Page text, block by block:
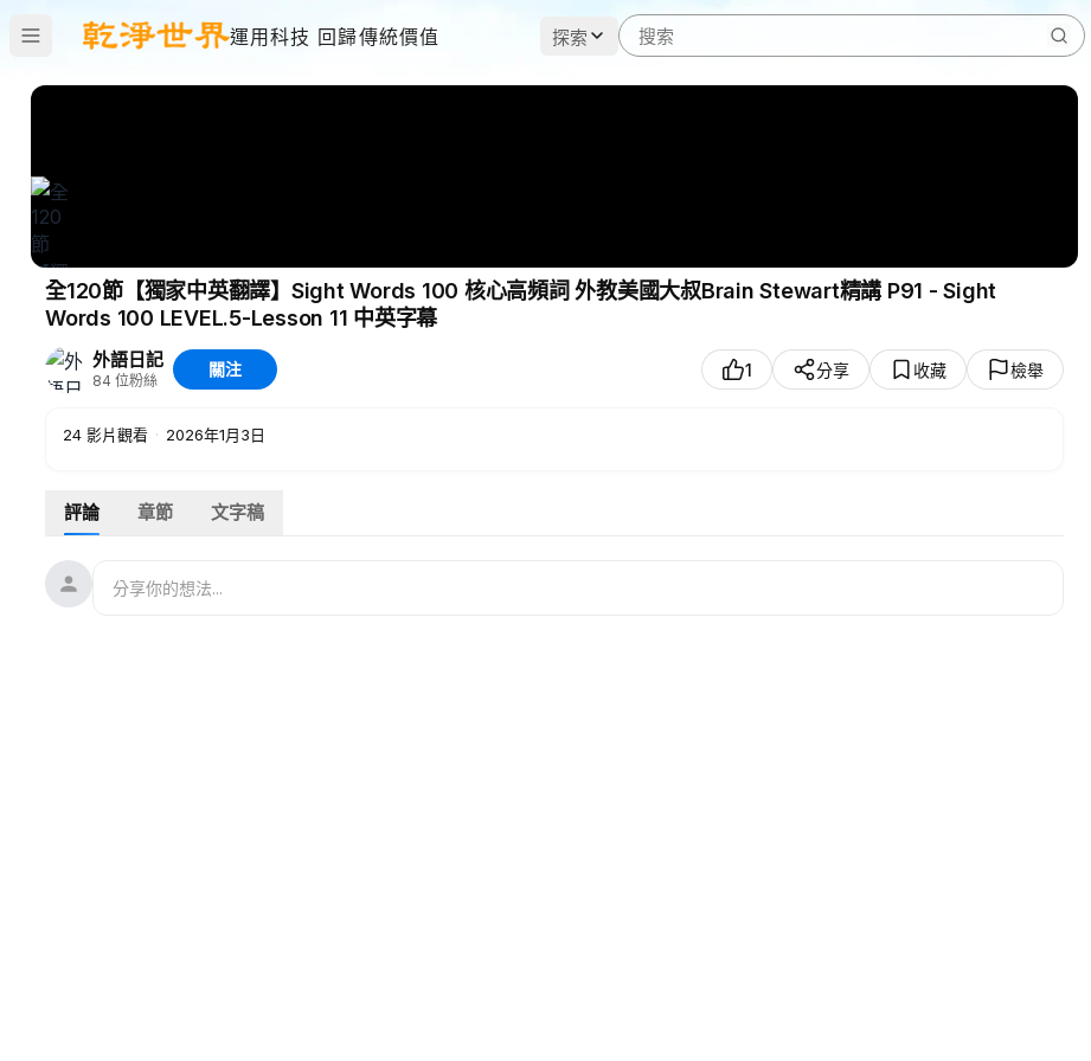
運用科技 回歸傳統價值 探索
全120節【獨家中英翻譯】Sight Words 100 核心高頻詞 外教美國大叔Brain Stewart精講 P91 - Sight
Words 100 LEVEL.5-Lesson 11 中英字幕
外語日記
84 位粉絲
關注 1 分享 收藏 檢舉
24 影片觀看 · 2026年1月3日
評論 章節 文字稿